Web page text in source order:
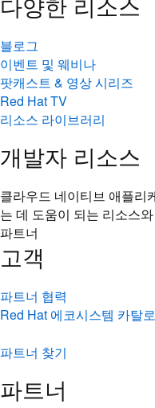
블로그
이벤트 및 웨비나
팟캐스트 & 영상 시리즈
Red Hat TV
리소스 라이브러리
개발자 리소스
클라우드 네이티브 애플리
는 데 도움이 되는 리소스
파트너
고객
파트너 협력
Red Hat 에코시스템 카탈
파트너 찾기
파트너